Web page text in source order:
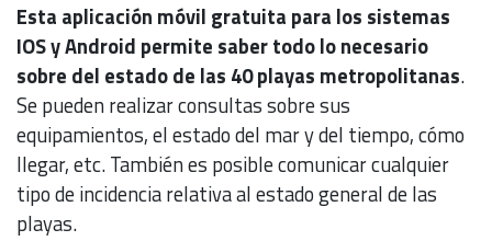
Esta aplicación móvil gratuita para los sistemas
IOS y Android permite saber todo lo necesario
sobre del estado de las 40 playas metropolitanas.
Se pueden realizar consultas sobre sus
equipamientos, el estado del mar y del tiempo, cómo
llegar, etc. También es posible comunicar cualquier
tipo de incidencia relativa al estado general de las
playas.